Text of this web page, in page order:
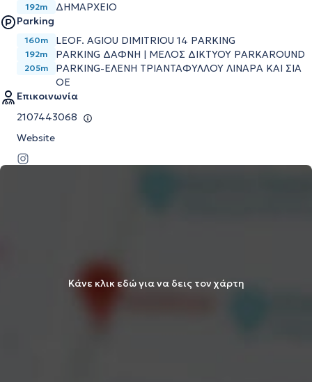
192m
ΔΗΜΑΡΧΕΙΟ
Parking
160m LEOF. AGIOU DIMITRIOU 14 PARKING
192m PARKING ΔΑΦΝΗ | ΜΕΛΟΣ ΔΙΚΤΥΟΥ PARKAROUND
205m
PARKING-ΕΛΕΝΗ ΤΡΙΑΝΤΑΦΥΛΛΟΥ ΛΙΝΑΡΑ ΚΑΙ ΣΙΑ
ΟΕ
Επικοινωνία
2107443068
Website
Κάνε κλικ εδώ για να δεις τον χάρτη